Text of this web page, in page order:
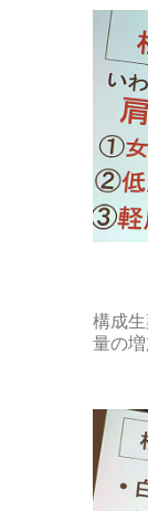
構成
量の増